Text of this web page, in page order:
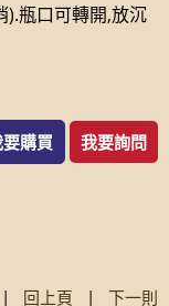
).瓶口可轉開,放沉
購買 我要詢問
| 回上頁 | 下一則